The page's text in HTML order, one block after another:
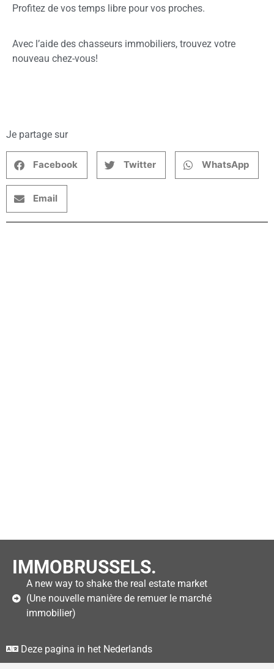
Profitez de vos temps libre pour vos proches.
Avec l’aide des chasseurs immobiliers, trouvez votre
nouveau chez-vous!
Je partage sur
Facebook Twitter WhatsApp
Email
IMMOBRUSSELS.
A new way to shake the real estate market
(Une nouvelle manière de remuer le marché
immobilier)
Deze pagina in het Nederlands